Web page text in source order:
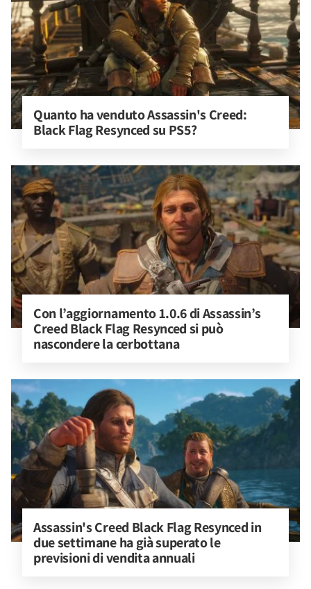
Quanto ha venduto Assassin's Creed:
Black Flag Resynced su PS5?
Con l’aggiornamento 1.0.6 di Assassin’s
Creed Black Flag Resynced si può
nascondere la cerbottana
Assassin's Creed Black Flag Resynced in
due settimane ha già superato le
previsioni di vendita annuali